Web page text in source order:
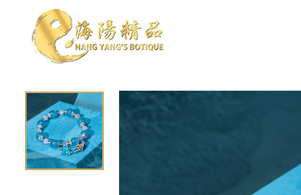
開運配飾 手鍊